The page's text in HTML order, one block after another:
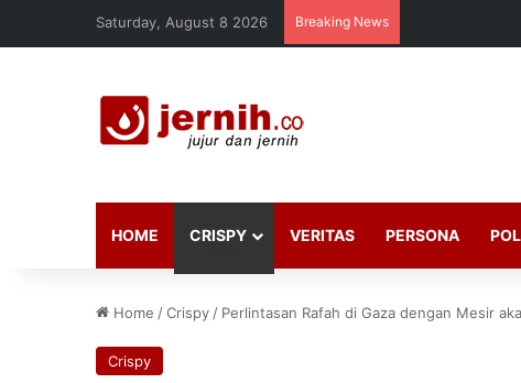
Saturday, August 8 2026 Breaking News
HOME CRISPY VERITAS PERSONA
Home /Crispy / Perlintasan Rafah di Gaza dengan Mesir
Crispy